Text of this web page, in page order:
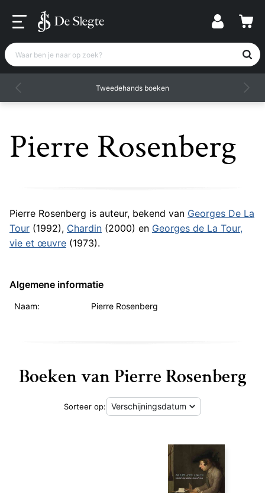
Waar ben je naar op zoek?
Tweedehands boeken
Pierre Rosenberg
Pierre Rosenberg is auteur, bekend van Georges De La
Tour (1992), Chardin (2000) en Georges de La Tour,
vie et œuvre (1973).
Algemene informatie
Naam: Pierre Rosenberg
Boeken van Pierre Rosenberg
Sorteer op:
Masterpieces Abu Dhabi – Nicolas Poussin, Confirmation